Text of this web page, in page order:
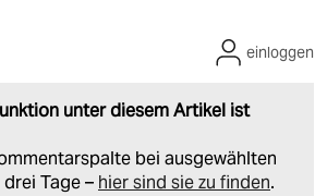
unter diesem Artikel ist
bei ausgewählten
Tage – hier sind sie zu finden.
einloggen